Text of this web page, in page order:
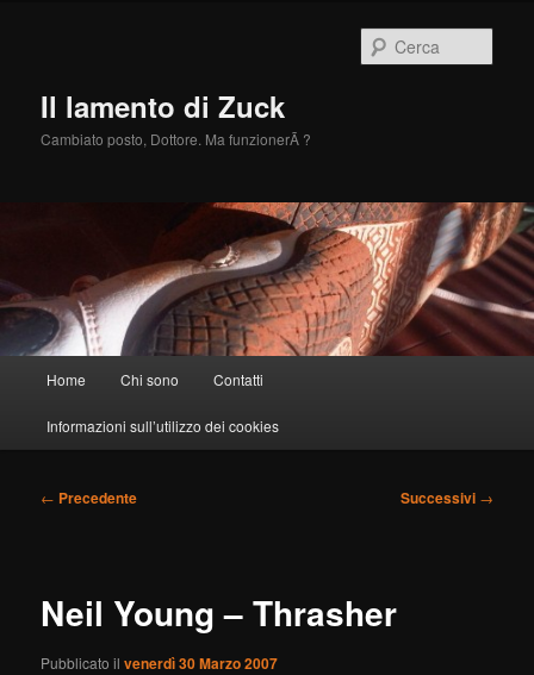
Il lamento di Zuck
Cambiato posto, Dottore. Ma funzionerÃ ?
principale
Home Chi sono Contatti
Informazioni sull’utilizzo dei cookies
Navigazione
← Precedente Successivi →
Neil Young – Thrasher
Pubblicato ilvenerdì 30 Marzo 2007